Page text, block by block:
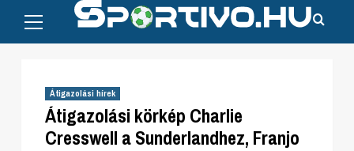
content
Menu
Átigazolási hírek
Átigazolási körkép Charlie
Cresswell a Sunderlandhez, Franjo